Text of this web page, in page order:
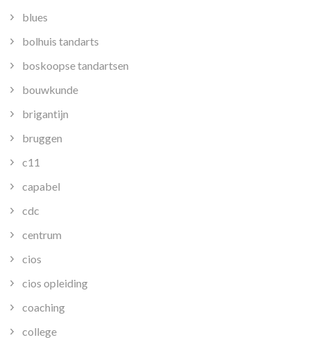
blues
bolhuis tandarts
boskoopse tandartsen
bouwkunde
brigantijn
bruggen
c11
capabel
cdc
centrum
cios
cios opleiding
coaching
college